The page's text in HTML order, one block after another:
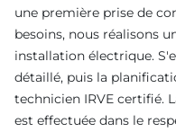
une première prise de
besoins, nous réalisons
installation électrique.
détaillé, puis la
technicien IRVE certifié.
est effectuée dans le